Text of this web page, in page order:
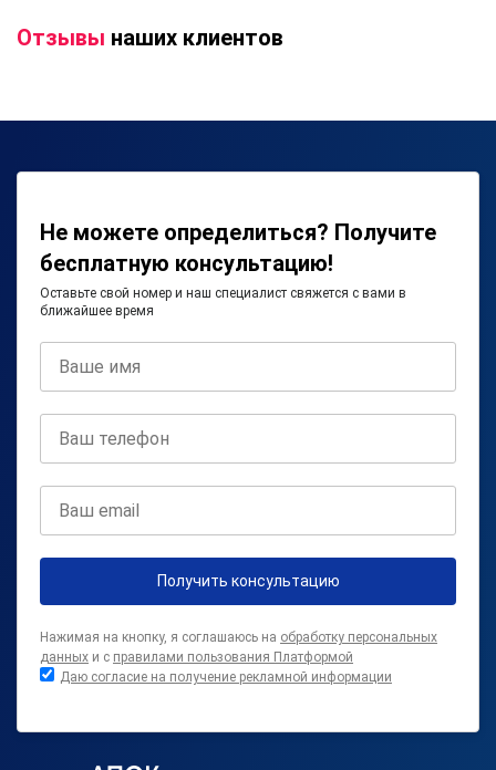
Отзывы наших клиентов
Не можете определиться? Получите
бесплатную консультацию!
Оставьте свой номер и наш специалист свяжется с вами в
ближайшее время
Получить консультацию
Нажимая на кнопку, я соглашаюсь на обработку персональных
данных и с правилами пользования Платформой
Даю согласие на получение рекламной информации